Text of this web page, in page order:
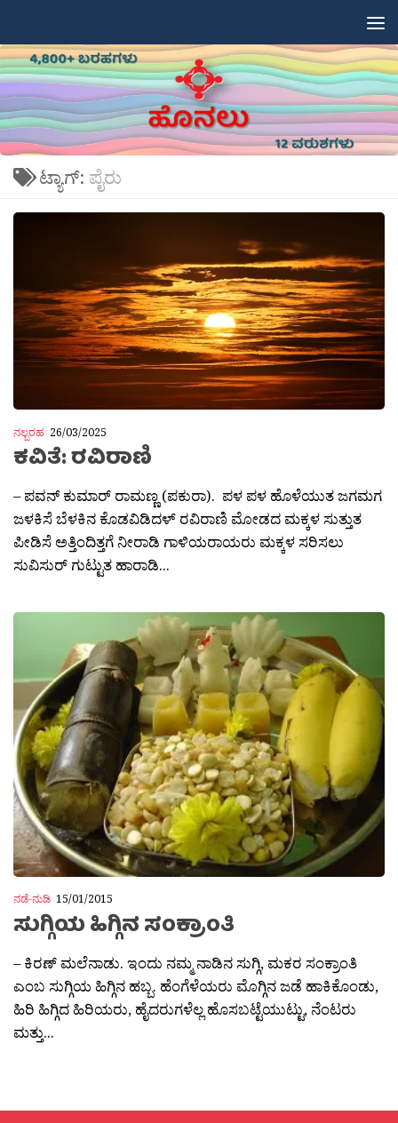
ಟ್ಯಾಗ್: ಪೈರು
ನಲ್ಬರಹ 26/03/2025
ಕವಿತೆ: ರವಿರಾಣಿ
– ಪವನ್ ಕುಮಾರ್ ರಾಮಣ್ಣ (ಪಕುರಾ). ಪಳ ಪಳ ಹೊಳೆಯುತ ಜಗಮಗ
ಜಳಕಿಸೆ ಬೆಳಕಿನ ಕೊಡವಿಡಿದಳ್ ರವಿರಾಣಿ ಮೋಡದ ಮಕ್ಕಳ ಸುತ್ತುತ
ಪೀಡಿಸೆ ಅತ್ತಿಂದಿತ್ತಗೆ ನೀರಾಡಿ ಗಾಳಿಯರಾಯರು ಮಕ್ಕಳ ಸರಿಸಲು
ಸುವಿಸುರ್ ಗುಟ್ಟುತ ಹಾರಾಡಿ...
ನಡೆ-ನುಡಿ 15/01/2015
ಸುಗ್ಗಿಯ ಹಿಗ್ಗಿನ ಸಂಕ್ರಾಂತಿ
– ಕಿರಣ್ ಮಲೆನಾಡು. ಇಂದು ನಮ್ಮ ನಾಡಿನ ಸುಗ್ಗಿ, ಮಕರ ಸಂಕ್ರಾಂತಿ
ಎಂಬ ಸುಗ್ಗಿಯ ಹಿಗ್ಗಿನ ಹಬ್ಬ. ಹೆಂಗೆಳೆಯರು ಮೊಗ್ಗಿನ ಜಡೆ ಹಾಕಿಕೊಂಡು,
ಹಿರಿ ಹಿಗ್ಗಿದ ಹಿರಿಯರು, ಹೈದರುಗಳೆಲ್ಲ ಹೊಸಬಟ್ಟೆಯುಟ್ಟು, ನೆಂಟರು
ಮತ್ತು...